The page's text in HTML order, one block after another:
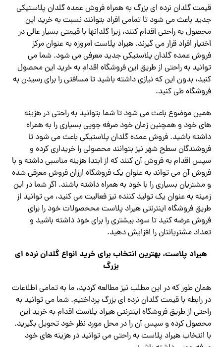
قیمت گلدان نرده ای بزرگ به همراه فروش عمده گلدان پلاستیکی
جدید باعث می شود تا تمامی افراد بتوانند نسبت به خرید این
محصول به راحتی اقدام کنند، زیرا گلدانها با قیمتی بسیار عالی در
اختیار افراد قرار می گیرند. هیراد پلاست امروزه به عنوان مرکز
فروش عمده گلدان پلاستیکی جدید معرفی می شود. شما می
توانید به راحتی از طریق این فروشگاه اقدام به خرید این محصول
کنید، بدون این که نیازی داشته باشید تا مسافتی را برای رسیدن به
فروشگاه طی کنید.
همین موضوع باعث می شود تا شما بتوانید به راحتی در هزینه
های خود و همچنین زمان خود صرفه جویی بسیاری را به همراه
داشته باشید. فروش عمده گلدان پلاستیکی باعث می شود تا
فروشندگان سطح شهر نیز بتوانند محصولی را خریداری کرده و
سپس اقدام به فروش آن کنند که از ابتدا هزینه مناسبی داشته و با
فروش آن می تواند به عنوان یک فروشگاه ارزان فروش معرفی شده
و مشتریان بسیاری را با خود به همراه داشته باشند. اگر شما در این
زمینه به عنوان یک تولید کننده نیز فعالیت می کنید، می توانید از
طریق فروشگاه اینترنتی هیراد پلاست مححصولات خود را برای
فروش عرضه کنید تا سود بیشتری را برای خود داشته باشید و
تعداد مشتریانتان را افزایش دهید.
هیراد پلاست، بهترین انتخاب برای خرید انواع گلدان نرده ای
بزرگ
همان طور که در این مطلب نیز مطالعه کردید، ما به تمامی اطلاعات
در رابطه با قیمت گلدان نرده ای بزرگ پرداختیم. شما می توانید به
راحتی از طریق فروشگاه اینترنتی هیراد پلاست اقدام به خرید این
محصول کرده و سپس آن را در محل مورد نظر خود تحویل بگیرید.
با انتخاب هیراد پلاست به راحتی می توانید در هزینه های خود